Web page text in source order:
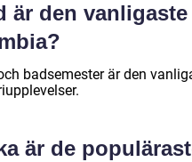
är den
badsemester är den
är de